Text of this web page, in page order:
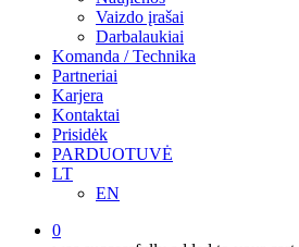
Vaizdo įrašai
Darbalaukiai
Komanda / Technika
Partneriai
Karjera
Kontaktai
Prisidėk
PARDUOTUVĖ
LT
EN
0